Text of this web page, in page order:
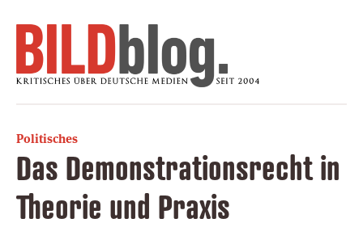
Politisches
Das Demonstrationsrecht in
Theorie und Praxis